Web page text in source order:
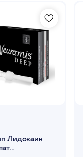
Лидокаин